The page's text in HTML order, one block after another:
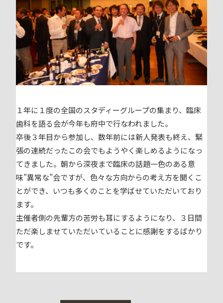
１年に１度の全国のスタディーグループの集まり、臨床
歯科を語る会が今年も府中で行なわれました。
卒後３年目から参加し、数年前には新人発表も終え、緊
張の連続だったこの会でもようやく楽しめるようになっ
てきました。朝から深夜まで臨床の話題一色のある意
味”異常な”会ですが、色々な方向からの考え方を聞くこ
とができ、いつも多くのことを学ばせていただいており
ます。
主催者側の先輩方の苦労も耳にするようになり、３日間
ただ楽しませていただいていることに感謝をするばかり
です。